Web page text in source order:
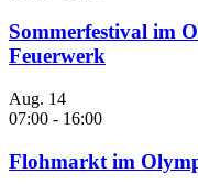
Sommerfestival im
Feuerwerk
Aug. 14
07:00 - 16:00
Flohmarkt im